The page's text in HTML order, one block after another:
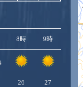
8時 9時 10時
26 27